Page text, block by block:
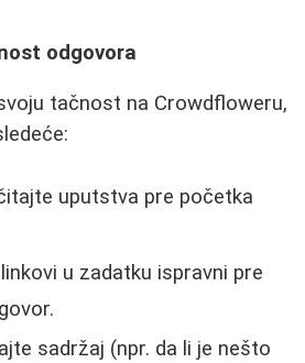
odgovora
tačnost na Crowdfloweru,
uputstva pre početka
u zadatku ispravni pre
sadržaj (npr. da li je nešto